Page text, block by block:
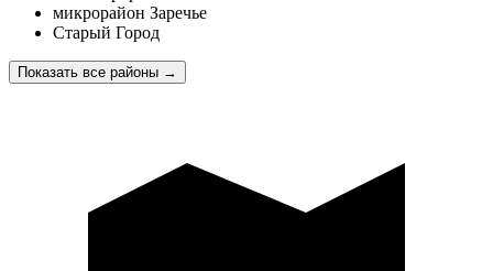
микрорайон Заречье
Старый Город
Показать все районы →